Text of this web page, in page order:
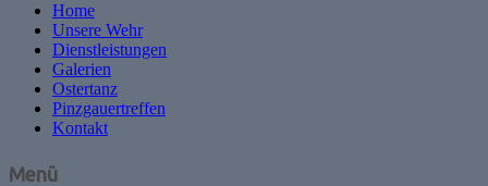
Home
Unsere Wehr
Dienstleistungen
Galerien
Ostertanz
Pinzgauertreffen
Kontakt
Menü